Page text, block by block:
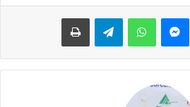
ماسنجر واتساب تيلقرام طباعة